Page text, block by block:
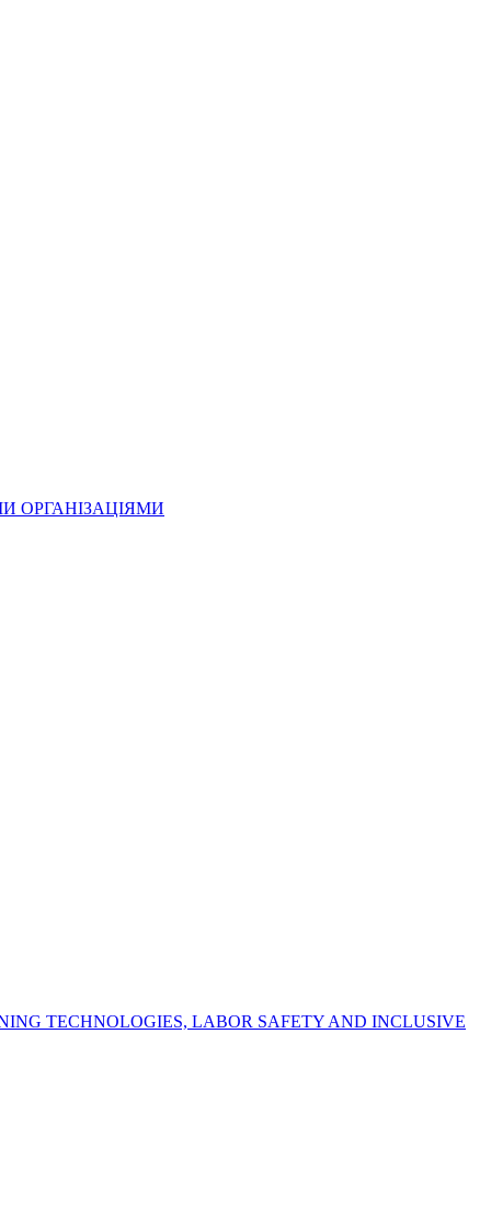
ОРГАНІЗАЦІЯМИ
LABOR SAFETY AND INCLUSIVE